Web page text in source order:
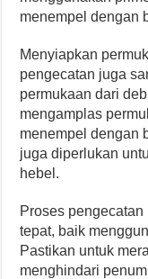
menempel dengan
Menyiapkan
pengecatan juga
permukaan dari
mengamplas
menempel dengan
juga diperlukan
hebel.
Proses
tepat, baik
Pastikan untuk
menghindari